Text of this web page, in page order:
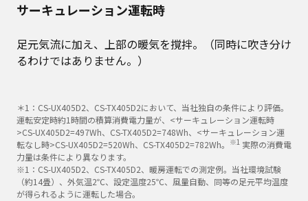
サーキュレーション運転時
足元気流に加え、上部の暖気を撹拌。（同時に吹き分け
るわけではありません。）
＊1：CS-UX405D2、CS-TX405D2において、当社独自の条件により評価。
運転安定時約1時間の積算消費電力量が、<サーキュレーション運転時
>CS-UX405D2=497Wh、CS-TX405D2=748Wh、<サーキュレーション運
転なし時>CS-UX405D2=520Wh、CS-TX405D2=782Wh。 ※1 実際の消費電
力量は条件により異なります。
※1：CS-UX405D2、CS-TX405D2、暖房運転での測定例。当社環境試験
（約14畳）、外気温2℃、設定温度25℃、風量自動、同等の足元平均温度
が得られるように運転した場合。